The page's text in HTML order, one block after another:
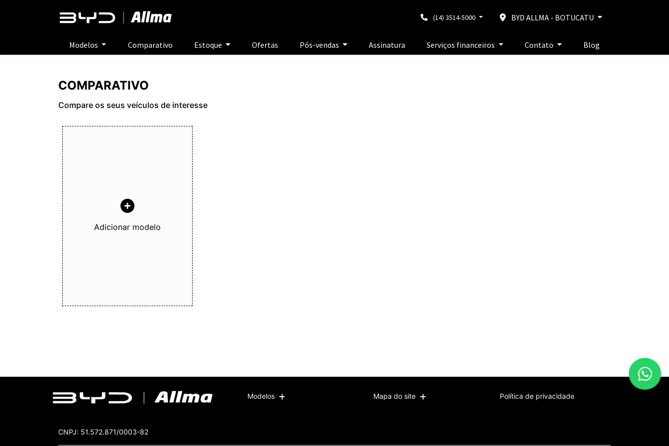
(14) 3514-5000 BYD ALLMA - BOTUCATU
Modelos Comparativo Estoque Ofertas Pós-vendas Assinatura Serviços financeiros Contato Blog
COMPARATIVO
Compare os seus veículos de interesse
Adicionar modelo
Modelos Mapa do site Política de privacidade
CNPJ: 51.572.871/0003-82